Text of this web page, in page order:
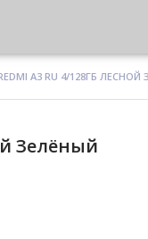
A3 RU 4/128ГБ
Зелёный